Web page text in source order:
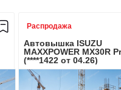
Распродажа
Автовышка ISUZU
MAXXPOWER MX30R
(****1422 от 04.26)